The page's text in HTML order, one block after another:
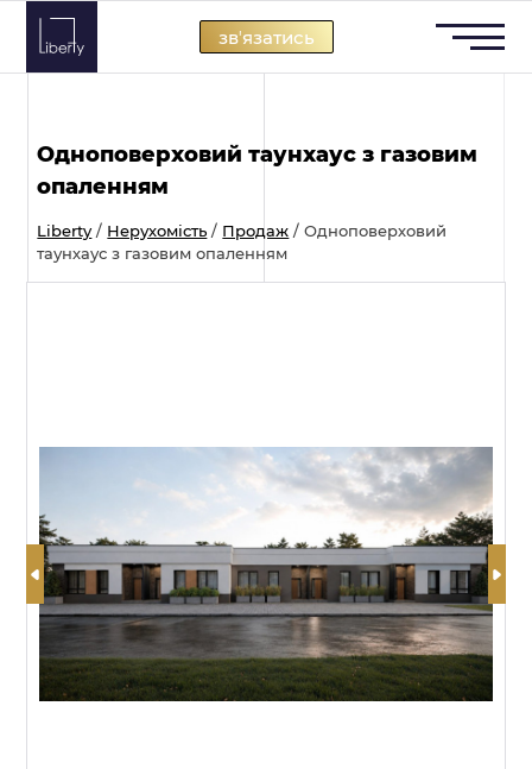
Skip
content
звʼязатись
Одноповерховий таунхаус з газовим
опаленням
Liberty / Нерухомість / Продаж /Одноповерховий
таунхаус з газовим опаленням